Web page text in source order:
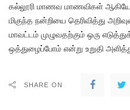
கல்லூரி மாணவ மாணவிகள்
மிகுந்த நன்றியை தெரிவித்து
மாவட்டம் முழுவதற்கும் ஒரு
ஒத்துழைப்போம் என்று உறுதி
SHARE ON